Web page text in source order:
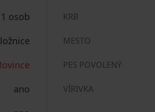
osob
ano
KRB
MESTO
PES POVOLENÝ
VÍRIVKA